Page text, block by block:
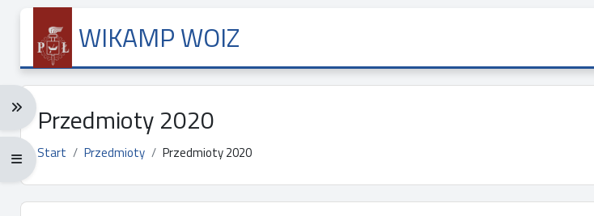
WIKAMP WOIZ
Rozwiń menu nawigacji: Ctrl + Alt + →
Rozwiń menu pełnoekranowe: Ctrl + Alt + f
Przedmioty 2020
Start Przedmioty Przedmioty 2020